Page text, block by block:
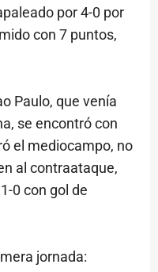
por 4-0 por
con 7 puntos,
Paulo, que venía
se encontró con
el mediocampo, no
al contraataque,
0 con gol de
jornada: